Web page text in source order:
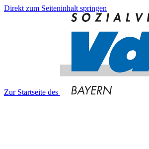
Direkt zum Seiteninhalt springen
Zur Startseite des